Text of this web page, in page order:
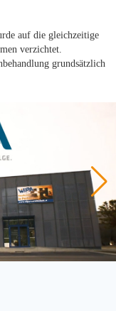
auf die gleichzeitige
verzichtet.
grundsätzlich